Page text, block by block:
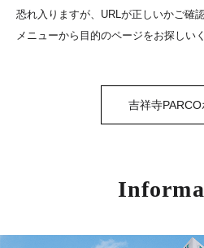
恐れ入りますが、URLが正しいかご確
メニューから目的のページをお探しい
吉祥寺PARCO